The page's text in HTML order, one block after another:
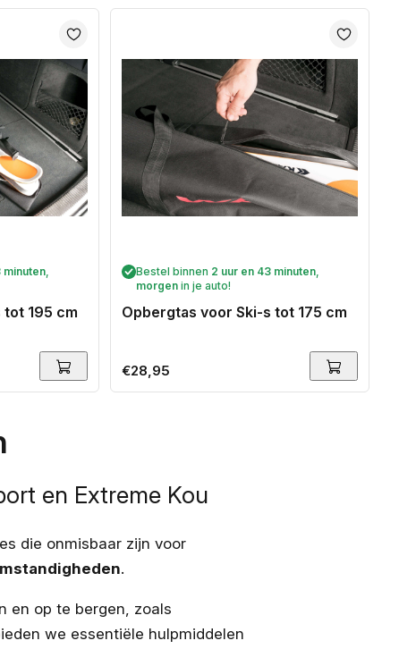
minuten,
195 cm
Bestel binnen 2 uur en 43 minuten,
morgen in je auto!
Opbergtas voor Ski-s tot 175 cm
Normale
prijs
€28,95
en Extreme Kou
die onmisbaar zijn voor
.
en op te bergen, zoals
we essentiële hulpmiddelen